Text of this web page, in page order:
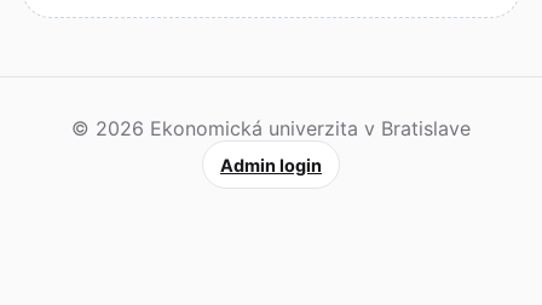
© 2026 Ekonomická univerzita v Bratislave
Admin login